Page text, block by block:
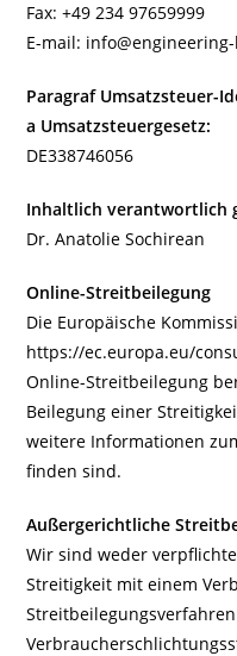
Fax: +49 234 97659999
E-mail:
Paragraf Umsatzsteuer-
a Umsatzsteuergesetz:
DE338746056
Inhaltlich verantwortlich
Dr. Anatolie Sochirean
Online-Streitbeilegung
Die Europäische
https://ec.europa.eu/
Online-Streitbeilegung
Beilegung einer
weitere Informationen
finden sind.
Außergerichtliche
Wir sind weder
Streitigkeit mit einem